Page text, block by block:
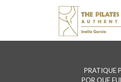
PRATIQUE
POR QUE